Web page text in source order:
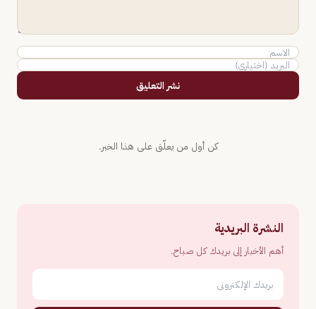
نشر التعليق
كن أول من يعلّق على هذا الخبر.
النشرة البريدية
أهم الأخبار إلى بريدك كل صباح.